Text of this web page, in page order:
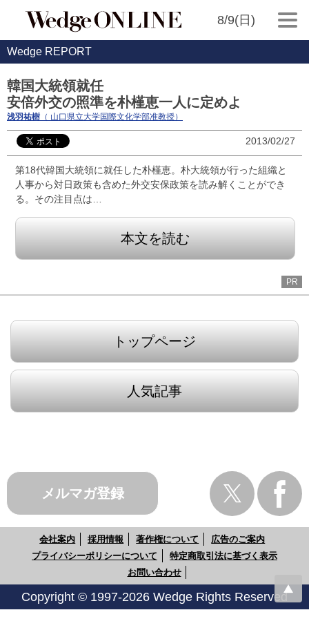
8/9(日)
Wedge REPORT
韓国大統領就任
安倍外交の照準を朴槿恵一人に定めよ
浅羽祐樹 （ 山口県立大学国際文化学部准教授）
2013/02/27
第18代韓国大統領に就任した朴槿恵。朴大統領が行った組織と
人事から対日政策も含めた外交安保政策を読み解くことができ
る。その注目点は…
本文を読む
PR
トップページ
人気記事
メルマガ登録
会社案内 採用情報 著作権について
広告のご案内
プライバシーポリシーについて
特定商取引法に基づく表示
お問い合わせ
Copyright © 1997-2026 Wedge Rights Reserved